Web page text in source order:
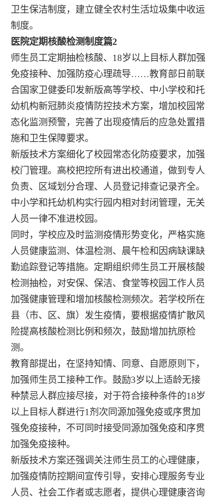
卫生保洁制度，建立健全农村生活垃圾集中收运
制度。
医院定期核酸检测制度篇2
师生员工定期抽检核酸、18岁以上目标人群加强
免疫接种、加强防疫心理疏导……教育部日前联
合国家卫健委印发新版高等学校、中小学校和托
幼机构新冠肺炎疫情防控技术方案，增加校园常
态化监测预警，完善了出现疫情后的应急处置措
施和卫生保障要求。
新版技术方案细化了校园常态化防疫要求，加强
校门管理。高校把控所有进出校通道，做到专人
负责、区域划分合理、人员登记排查记录齐全。
中小学和托幼机构实行园内相对封闭管理，无关
人员一律不准进校园。
同时，学校应及时监测疫情形势变化，严格实施
人员健康监测、体温检测、晨午检和因病缺课缺
勤追踪登记等措施。定期组织师生员工开展核酸
检测抽检，对安保、保洁、食堂等校园工作人员
加强健康管理和增加核酸检测频次。若学校所在
县（市、区、旗）发生疫情，要根据疫情扩散风
险提高核酸检测比例和频次，鼓励增加抗原检
测。
教育部提出，在坚持知情、同意、自愿原则下，
加强师生员工接种工作。鼓励3岁以上适龄无接
种禁忌人群应接尽接，对于符合接种条件的18岁
以上目标人群进行1剂次同源加强免疫或序贯加
强免疫接种，不可同时接受同源加强免疫和序贯
加强免疫接种。
新版技术方案还强调关注师生员工的心理健康，
加强疫情防控期间宣传引导，安排心理服务专业
人员、社会工作者或志愿者，提供心理健康咨询